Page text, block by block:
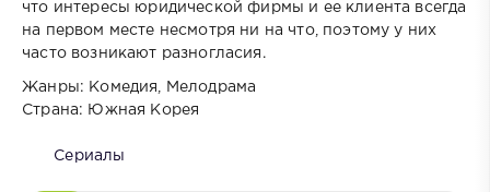
что интересы юридической фирмы и ее клиента всегда
на первом месте несмотря ни на что, поэтому у них
часто возникают разногласия.
Жанры: Комедия, Мелодрама
Страна: Южная Корея
Сериалы